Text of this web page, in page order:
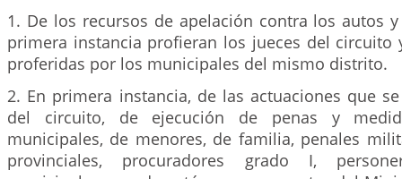
1. De los recursos de apelación contra los autos
primera instancia profieran los jueces del circuito
proferidas por los municipales del mismo distrito.
2. En primera instancia, de las actuaciones que
del circuito, de ejecución de penas y
municipales, de menores, de familia, penales
provinciales, procuradores grado I,